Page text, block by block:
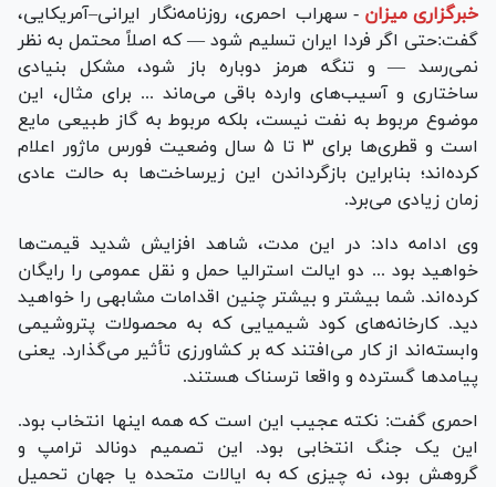
خبرگزاری میزان - سهراب احمری، روزنامه‌نگار ایرانی–آمریکایی،
گفت:حتی اگر فردا ایران تسلیم شود — که اصلاً محتمل به نظر
نمی‌رسد — و تنگه هرمز دوباره باز شود، مشکل بنیادی
ساختاری و آسیب‌های وارده باقی می‌ماند ... برای مثال، این
موضوع مربوط به نفت نیست، بلکه مربوط به گاز طبیعی مایع
است و قطری‌ها برای ۳ تا ۵ سال وضعیت فورس ماژور اعلام
کرده‌اند؛ بنابراین بازگرداندن این زیرساخت‌ها به حالت عادی
زمان زیادی می‌برد.
وی ادامه داد: در این مدت، شاهد افزایش شدید قیمت‌ها
خواهید بود ... دو ایالت استرالیا حمل و نقل عمومی را رایگان
کرده‌اند. شما بیشتر و بیشتر چنین اقدامات مشابهی را خواهید
دید. کارخانه‌های کود شیمیایی که به محصولات پتروشیمی
وابسته‌اند از کار می‌افتند که بر کشاورزی تأثیر می‌گذارد. یعنی
پیامد‌ها گسترده و واقعا ترسناک هستند.
احمری گفت: نکته عجیب این است که همه اینها انتخاب بود.
این یک جنگ انتخابی بود. این تصمیم دونالد ترامپ و
گروهش بود، نه چیزی که به ایالات متحده یا جهان تحمیل